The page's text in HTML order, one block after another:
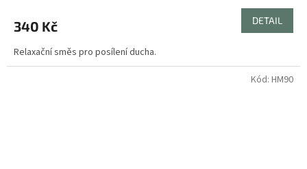
340 Kč DETAIL
Relaxační směs pro posílení ducha.
Kód: HM90